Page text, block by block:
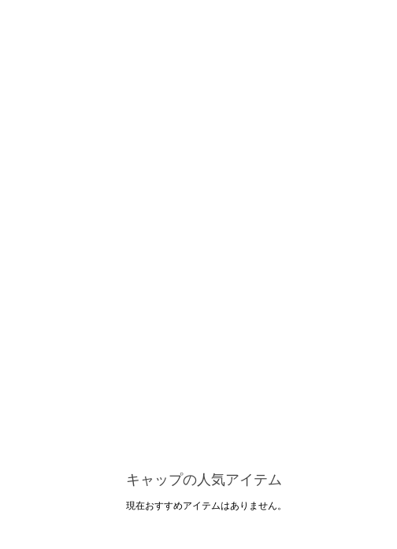
キャップの人気アイテム
現在おすすめアイテムはありません。